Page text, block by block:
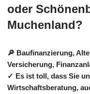
oder
Muchenland?
🔎 Baufinanzierung,
Versicherung,
✓ Es ist toll, dass Sie
Wirtschaftsberatung,